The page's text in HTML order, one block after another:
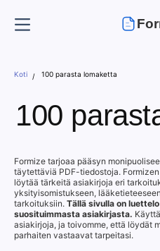
Koti 100 parasta lomaketta
100
Formize tarjoaa pääsyn
täytettäviä PDF-tiedostoja.
löytää tärkeitä asiakirjoja eri
yksityisomistukseen,
tarkoituksiin. Tällä sivulla on
suosituimmasta asiakirjasta.
asiakirjoja, ja toivomme, että löydät
parhaiten vastaavat tarpeitasi.